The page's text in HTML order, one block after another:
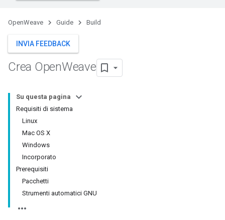
OpenWeave Guide Build
INVIA FEEDBACK
Crea OpenWeave
Su questa pagina
Requisiti di sistema
Linux
Mac OS X
Windows
Incorporato
Prerequisiti
Pacchetti
Strumenti automatici GNU